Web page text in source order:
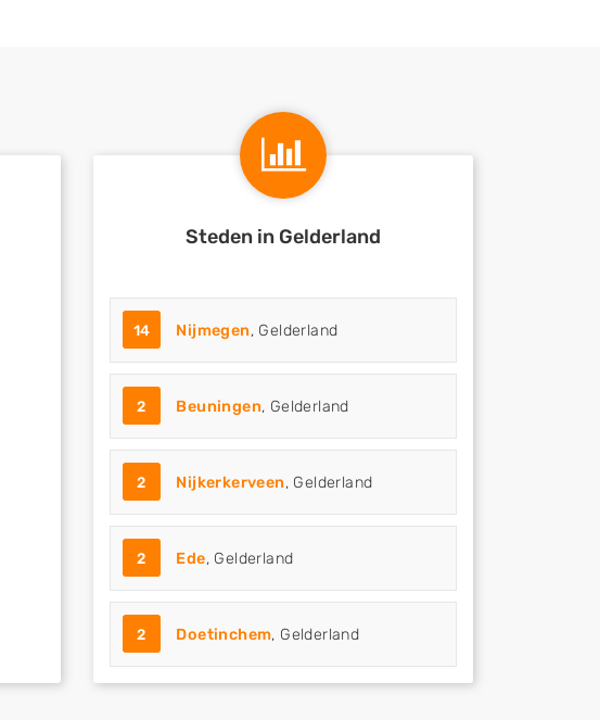
Steden in Gelderland
14 Nijmegen, Gelderland
2 Beuningen, Gelderland
2 Nijkerkerveen, Gelderland
2 Ede, Gelderland
2 Doetinchem, Gelderland